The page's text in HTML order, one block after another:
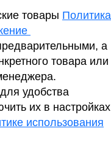
товары
а
товара или
удобства
их в настройках
использования